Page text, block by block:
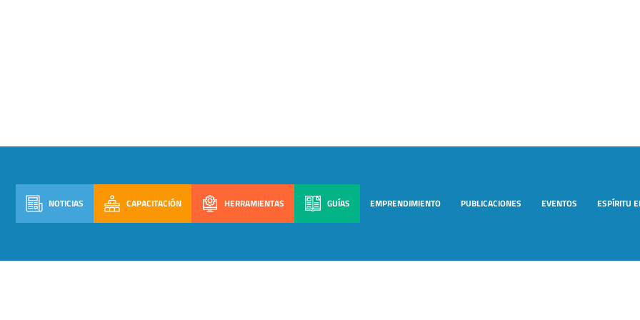
NOTICIAS CAPACITACIÓN HERRAMIENTAS GUÍAS EMPRENDIMIENTO PUBLICACIONES EVENTOS ESPÍRITU